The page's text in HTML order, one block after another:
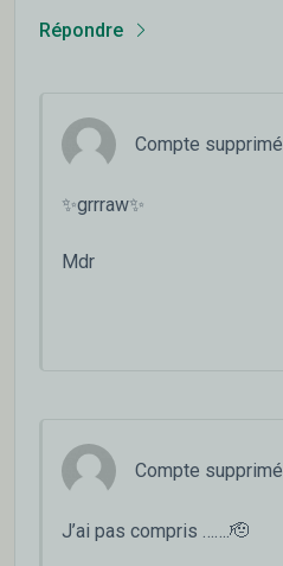
Répondre
Compte supprimé
✨grrraw✨
Mdr
Compte supprimé
J’ai pas compris …….🫡